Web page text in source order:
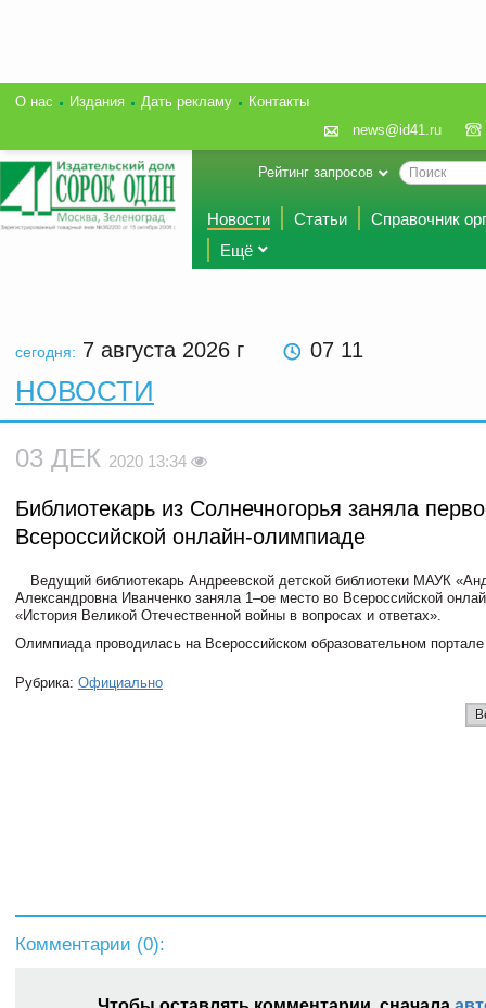
О нас Издания Дать рекламу
Контакты
news@id41.ru
Рейтинг запросов
Новости Статьи
Справочник
Ещё
сегодня: 7 августа 2026 г 07 11
НОВОСТИ
03 ДЕК 2020 13:34
Библиотекарь из Солнечногорья заняла
Всероссийской онлайн-олимпиаде
Ведущий библиотекарь Андреевской детской библиотеки МАУК
Александровна Иванченко заняла 1–ое место во Всероссийской
«История Великой Отечественной войны в вопросах и ответах».
Олимпиада проводилась на Всероссийском образовательном портале
Рубрика: Официально
Комментарии (0):